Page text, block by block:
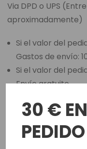
Via DPD o UPS
aproximadamente)
Si el valor del
Gastos de envío:
Si el valor del
Envío gratuito
Italia
Via DPD o UPS
30 €
PEDIDO